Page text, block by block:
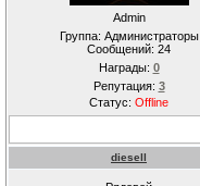
Admin
Группа: Администраторы
Сообщений: 24
Награды: 0
Репутация: 3
Статус: Offline
diesell